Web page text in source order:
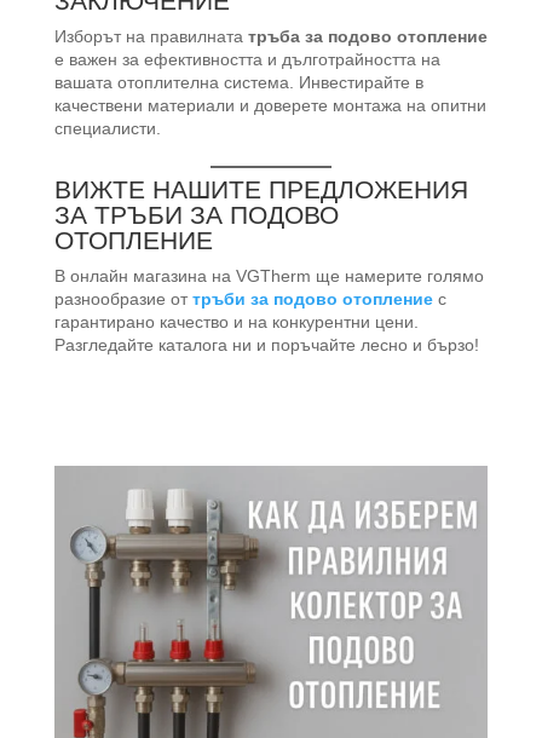
Изборът на правилната тръба за подово отопление
е важен за ефективността и дълготрайността на
вашата отоплителна система. Инвестирайте в
качествени материали и доверете монтажа на опитни
специалисти.
ВИЖТЕ НАШИТЕ ПРЕДЛОЖЕНИЯ
ЗА ТРЪБИ ЗА ПОДОВО
ОТОПЛЕНИЕ
В онлайн магазина на VGTherm ще намерите голямо
разнообразие оттръби за подово отоплениес
гарантирано качество и на конкурентни цени.
Разгледайте каталога ни и поръчайте лесно и бързо!